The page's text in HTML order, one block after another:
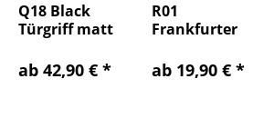
R01
Frankfurter
Türgriff
schwarz matt
ab 19,90 € *
Q18 Black
Türgriff matt
ab 42,90 € *